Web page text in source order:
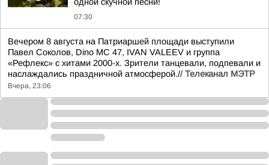
07:30
Вечером 8 августа на Патриаршей площади выступили
Павел Соколов, Dino MC 47, IVAN VALEEV и группа
«Рефлекс» с хитами 2000-х. Зрители танцевали, подпевали и
наслаждались праздничной атмосферой.// Телеканал МЭТР
Вчера, 23:06